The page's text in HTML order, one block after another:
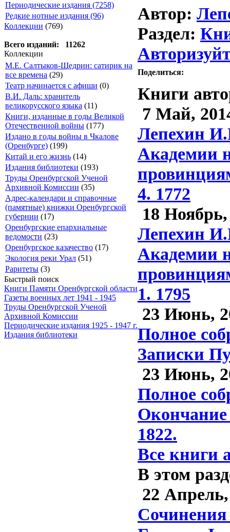
Периодические издания (7258)
Редкие нотные издания (96)
Коллекции (769)
Всего изданий: 11262
Коллекции
М.Е. Салтыков-Щедрин: сатирик на
все времена (29)
Театр начинается с афиши (0)
В.И. Даль: хранитель
великорусского языка (11)
Книги, изданные в годы Великой
Отечественной войны (177)
Издано в годы войны в Чкалове
(Оренбурге) (199)
Китай и его жизнь (14)
Издания библиотеки (193)
Труды Оренбургской Ученой
Архивной Комиссии (35)
Адрес-календари и справочные
(памятные) книжки Оренбургской
губернии (17)
Оренбургские епархиальные
ведомости (23)
Оренбургское казачество (17)
Экология реки Урал (51)
Раритеты (3)
Быстрый поиск
Книги Памяти Оренбургской области
Газеты военных лет 1941 - 1945
Труды Оренбургской Ученой
Архивной Комиссии
Периодические издания 1925 - 1947 г.
Издания библиотеки
Автор:
Раздел:
Поделиться:
Книги
7 Май,
Лепехин
Академии
4. 1772
18
Лепехин
Академии
1. 1795
23 Июнь,
Полное
Записки
23 Июнь,
Полное
1822.
Все книги
В этом
22
Сочинения